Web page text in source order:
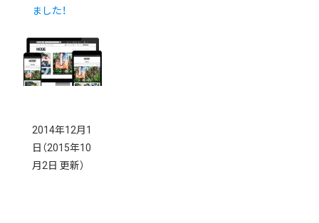
ました！
2014年12月1
日 （2015年10
月2日 更新）